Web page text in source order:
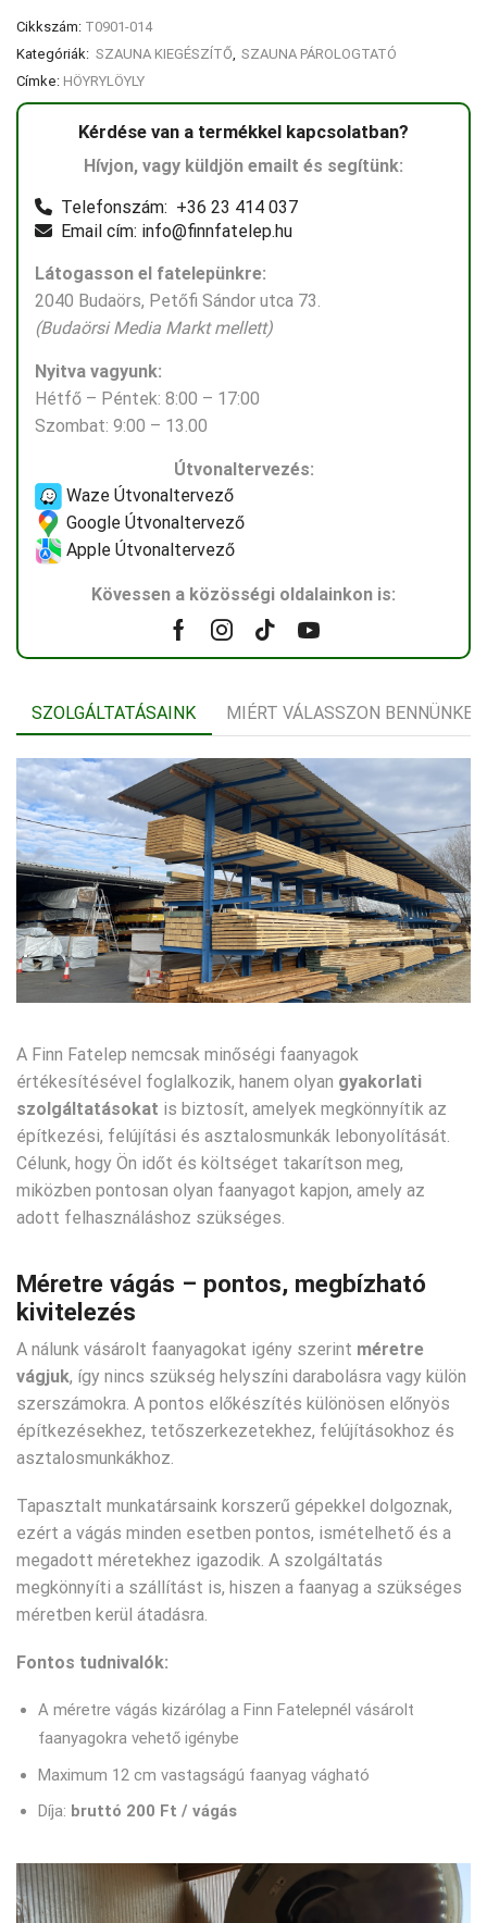
Cikkszám: T0901-014
Kategóriák: SZAUNA KIEGÉSZÍTŐ, SZAUNA PÁROLOGTATÓ
Címke: HÖYRYLÖYLY
Kérdése van a termékkel kapcsolatban?
Hívjon, vagy küldjön emailt és segítünk:
Telefonszám: +36 23 414 037
Email cím: info@finnfatelep.hu
Látogasson el fatelepünkre:
2040 Budaörs, Petőfi Sándor utca 73.
(Budaörsi Media Markt mellett)
Nyitva vagyunk:
Hétfő – Péntek: 8:00 – 17:00
Szombat: 9:00 – 13.00
Útvonaltervezés:
Waze Útvonaltervező
Google Útvonaltervező
Apple Útvonaltervező
Kövessen a közösségi oldalainkon is:
Facebook
Instagram
Tik- Youtube
SZOLGÁLTATÁSAINK MIÉRT VÁLASSZON
A Finn Fatelep nemcsak minőségi faanyagok
értékesítésével foglalkozik, hanem olyan gyakorlati
szolgáltatásokat is biztosít, amelyek megkönnyítik az
építkezési, felújítási és asztalosmunkák lebonyolítását.
Célunk, hogy Ön időt és költséget takarítson meg,
miközben pontosan olyan faanyagot kapjon, amely az
adott felhasználáshoz szükséges.
Méretre vágás – pontos, megbízható
kivitelezés
A nálunk vásárolt faanyagokat igény szerint méretre
vágjuk, így nincs szükség helyszíni darabolásra vagy külön
szerszámokra. A pontos előkészítés különösen előnyös
építkezésekhez, tetőszerkezetekhez, felújításokhoz és
asztalosmunkákhoz.
Tapasztalt munkatársaink korszerű gépekkel dolgoznak,
ezért a vágás minden esetben pontos, ismételhető és a
megadott méretekhez igazodik. A szolgáltatás
megkönnyíti a szállítást is, hiszen a faanyag a szükséges
méretben kerül átadásra.
Fontos tudnivalók:
A méretre vágás kizárólag a Finn Fatelepnél vásárolt
faanyagokra vehető igénybe
Maximum 12 cm vastagságú faanyag vágható
Díja: bruttó 200 Ft / vágás